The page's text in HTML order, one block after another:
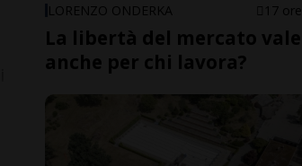
LORENZO ONDERKA 17 ore
La libertà del mercato vale
anche per chi lavora?